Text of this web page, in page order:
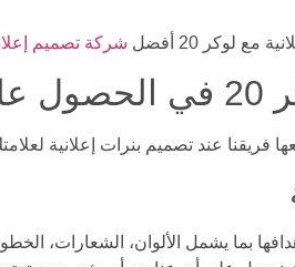
لوكر 20 أفضل شركة تصميم
فريقنا عند تصميم بنرات إعلانية
بما يشمل الألوان، الشعارات،